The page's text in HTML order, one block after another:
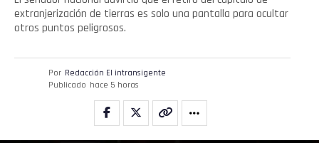
extranjerización de tierras es solo una pantalla para ocultar
otros puntos peligrosos.
Por Redacción El intransigente
Publicado hace 5 horas